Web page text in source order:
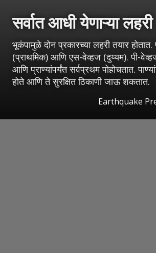
सर्वात आधी येणाऱ्या लहरी
भूकंपामुळे दोन प्रकारच्या लहरी तयार होतात.
(प्राथमिक) आणि एस-वेव्हज (दुय्यम). पी-
आणि प्राण्यांपर्यंत सर्वप्रथम पोहोचतात.
होते आणि ते सुरक्षित ठिकाणी जाऊ शकतात.
Earthquake